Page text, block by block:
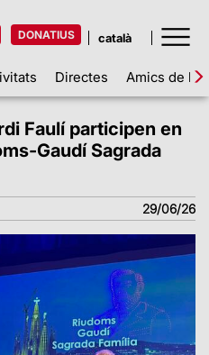
DONATIUS
Directes Amics de la
Faulí participen en
Gaudí Sagrada
29/06/26